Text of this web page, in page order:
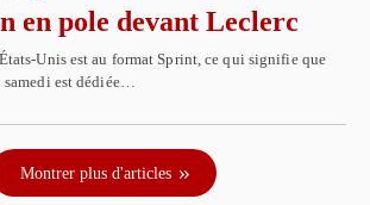
en pole devant Leclerc
Unis est au format Sprint, ce qui signifie que
est dédiée…
Montrer plus d'articles